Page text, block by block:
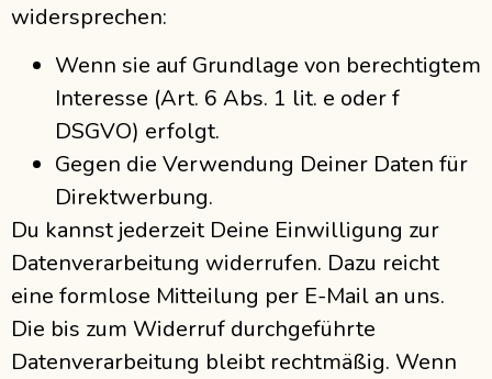
widersprechen:
Wenn sie auf Grundlage von berechtigtem
Interesse (Art. 6 Abs. 1 lit. e oder f
DSGVO) erfolgt.
Gegen die Verwendung Deiner Daten für
Direktwerbung.
Du kannst jederzeit Deine Einwilligung zur
Datenverarbeitung widerrufen. Dazu reicht
eine formlose Mitteilung per E-Mail an uns.
Die bis zum Widerruf durchgeführte
Datenverarbeitung bleibt rechtmäßig. Wenn